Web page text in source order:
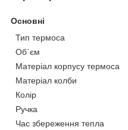
Основні
Тип термоса
Об`єм
Матеріал корпусу термоса
Матеріал колби
Колір
Ручка
Час збереження тепла